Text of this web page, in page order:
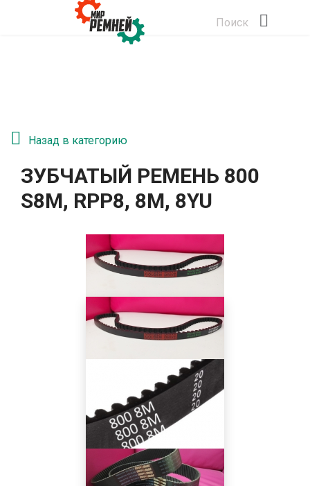
Поиск
Назад в категорию
ЗУБЧАТЫЙ РЕМЕНЬ 800
S8M, RPP8, 8М, 8YU